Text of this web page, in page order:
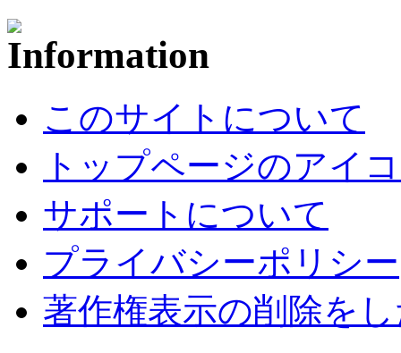
このサイトについて
トップページのアイ
サポートについて
プライバシーポリシー
著作権表示の削除を